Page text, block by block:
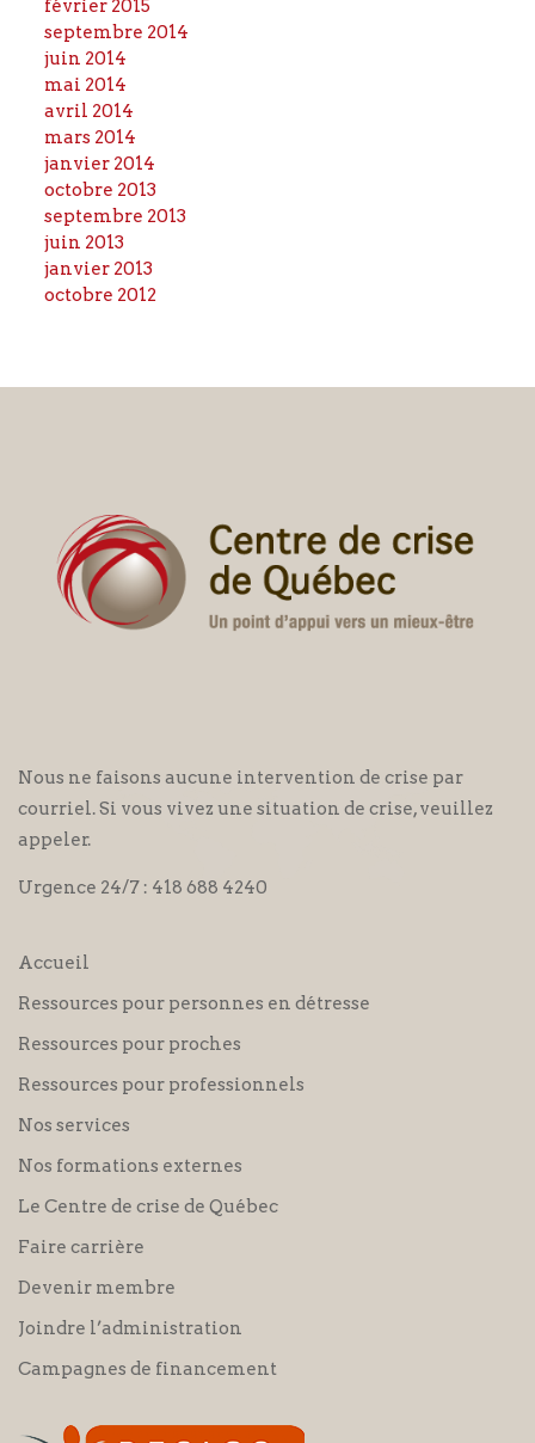
février 2015
septembre 2014
juin 2014
mai 2014
avril 2014
mars 2014
janvier 2014
octobre 2013
septembre 2013
juin 2013
janvier 2013
octobre 2012
Nous ne faisons aucune intervention de crise par
courriel. Si vous vivez une situation de crise, veuillez
appeler.
Urgence 24/7 : 418 688 4240
Accueil
Ressources pour personnes en détresse
Ressources pour proches
Ressources pour professionnels
Nos services
Nos formations externes
Le Centre de crise de Québec
Faire carrière
Devenir membre
Joindre l’administration
Campagnes de financement